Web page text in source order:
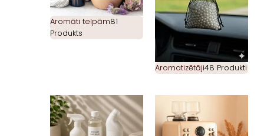
Aromāti telpām81
Produkts
Aromatizētāji48 Produkti